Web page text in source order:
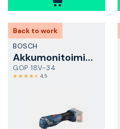
Back to work
BOSCH
Akkumonitoimityökalu
GOP 18V-34
4,5